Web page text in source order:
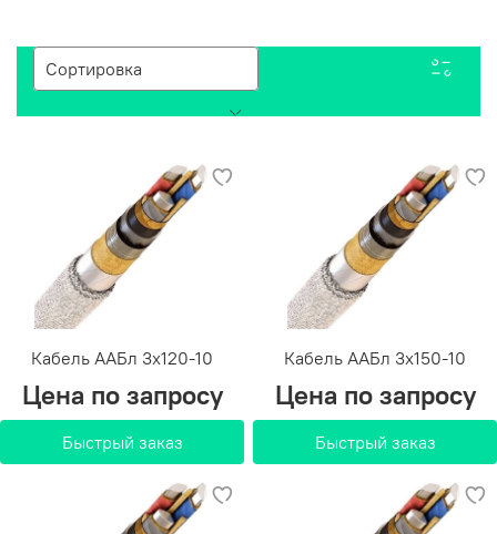
Кабель ААБл 3х120-10
Цена по запросу
Быстрый заказ
Кабель ААБл 3х150-10
Цена по запросу
Быстрый заказ